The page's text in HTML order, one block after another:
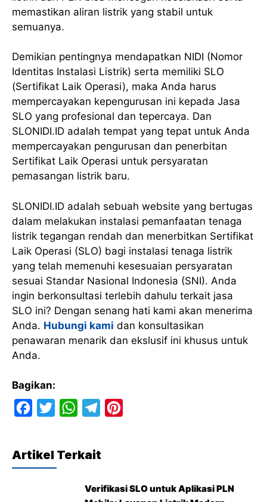
memastikan aliran listrik yang stabil untuk
semuanya.
Demikian pentingnya mendapatkan NIDI (Nomor
Identitas Instalasi Listrik) serta memiliki SLO
(Sertifikat Laik Operasi), maka Anda harus
mempercayakan kepengurusan ini kepada Jasa
SLO yang profesional dan tepercaya. Dan
SLONIDI.ID adalah tempat yang tepat untuk Anda
mempercayakan pengurusan dan penerbitan
Sertifikat Laik Operasi untuk persyaratan
pemasangan listrik baru.
SLONIDI.ID adalah sebuah website yang bertugas
dalam melakukan instalasi pemanfaatan tenaga
listrik tegangan rendah dan menerbitkan Sertifikat
Laik Operasi (SLO) bagi instalasi tenaga listrik
yang telah memenuhi kesesuaian persyaratan
sesuai Standar Nasional Indonesia (SNI). Anda
ingin berkonsultasi terlebih dahulu terkait jasa
SLO ini? Dengan senang hati kami akan menerima
Anda. Hubungi kami dan konsultasikan
penawaran menarik dan ekslusif ini khusus untuk
Anda.
Bagikan:
e
W
t
e
r
Artikel Terkait
Verifikasi SLO untuk Aplikasi PLN